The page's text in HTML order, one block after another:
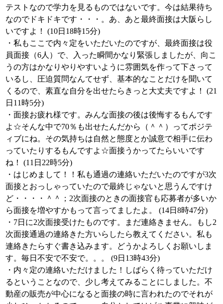
テストなので学力を見るものではないです。今は結果待ち
なのでドキドキです・・・。あ、あと最終面接は大阪らし
いですよ！ (10日18時15分)
・私もここで内々定をいただいたのですが、最終面接は役
員面接（6人）で、入った瞬間かなり緊張しましたが、向こ
うの方はかなりやりやすいように雰囲気を作って下さって
いるし、圧迫質問なんてせず、基本的なことだけを聞いて
くるので、素直な自分を出せたらきっと大丈夫ですよ！ (21
日11時5分)
・面接お疲れ様です。みんな面接の後は後悔するもんです
よ☆そんな中で70％も出せたんだから（＾＾）ってポジテ
ィブにね。その気持ちは自然と態度とか誠意で相手に伝わ
っていたりするもんですよ☆面接うかってたらいいです
ね！ (11日22時5分)
・はじめまして！！私も通過の連絡いただいたのですが3次
面接とおっしゃっていたので最終じゃないと思うんですけ
ど・・・・＾＾；2次面接のときの面接官も応募者が多いか
ら面接を増やすかもって言ってましたよ。 (14日8時47分)
・7日に2次面接受けたものです。まだ連絡きません。もし2
次面接通過の連絡きた方いらしたら教えてください。私も
連絡きたらすぐ書き込みます。どうかよろしくお願いしま
す。毎日不安で不安で。。。 (9日13時43分)
・内々定の連絡いただけました！しばらく待っていただけ
るということなので、少し考えてみることにしました。不
動産の販売が中心になると面接の時に言われたのでそれが